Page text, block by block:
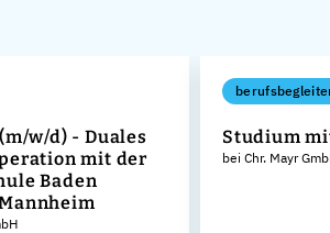
w/d) - Duales
mit der
Baden
Studium
bei Chr. Mayr